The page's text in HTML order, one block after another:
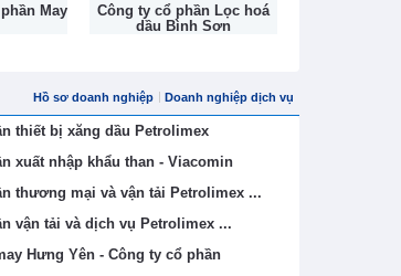
May
Công ty cổ phần Lọc hoá
dầu Bình Sơn
Hồ sơ doanh nghiệp Doanh nghiệp dịch vụ
thiết bị xăng dầu Petrolimex
xuất nhập khẩu than - Viacomin
thương mại và vận tải Petrolimex ...
vận tải và dịch vụ Petrolimex ...
Hưng Yên - Công ty cổ phần